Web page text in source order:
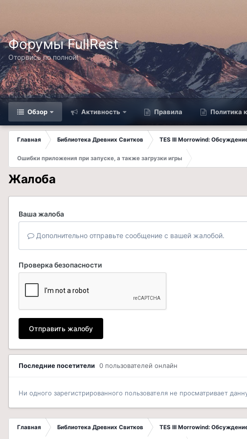
Форумы FullRest
Оторвись по полной!
Обзор Активность Правила Политика
Главная Библиотека Древних Свитков TES III Morrowind:
Ошибки приложения при запуске, а также загрузки игры
Жалоба
Ваша жалоба
Дополнительно отправьте сообщение с вашей жалобой.
Проверка безопасности
Отправить жалобу
Последние посетители 0 пользователей онлайн
Ни одного зарегистрированного пользователя не просматривает
Главная Библиотека Древних Свитков TES III Morrowind: